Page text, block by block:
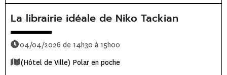
La librairie idéale de Niko Tackian
04/04/2026 de 14h30 à 15h00
(Hôtel de Ville) Polar en poche